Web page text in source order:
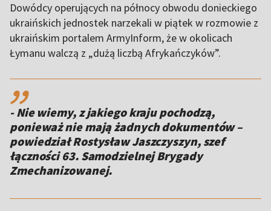
Dowódcy operujących na północy obwodu donieckiego
ukraińskich jednostek narzekali w piątek w rozmowie z
ukraińskim portalem ArmyInform, że w okolicach
Łymanu walczą z „dużą liczbą Afrykańczyków”.
,,
- Nie wiemy, z jakiego kraju pochodzą,
ponieważ nie mają żadnych dokumentów –
powiedział Rostysław Jaszczyszyn, szef
łączności 63. Samodzielnej Brygady
Zmechanizowanej.